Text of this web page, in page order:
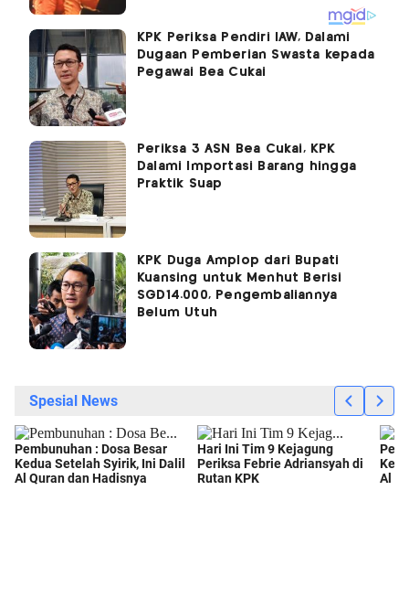
KPK Periksa Pendiri IAW, Dalami
Dugaan Pemberian Swasta kepada
Pegawai Bea Cukai
Periksa 3 ASN Bea Cukai, KPK
Dalami Importasi Barang hingga
Praktik Suap
KPK Duga Amplop dari Bupati
Kuansing untuk Menhut Berisi
SGD14.000, Pengembaliannya
Belum Utuh